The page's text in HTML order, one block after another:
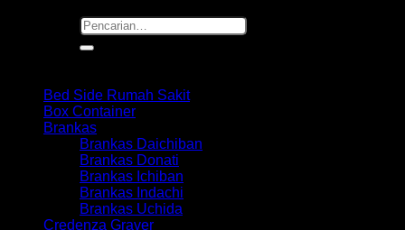
Pencarian
untuk:
Bed Side Rumah Sakit
Box Container
Brankas
Brankas Daichiban
Brankas Donati
Brankas Ichiban
Brankas Indachi
Brankas Uchida
Credenza Graver